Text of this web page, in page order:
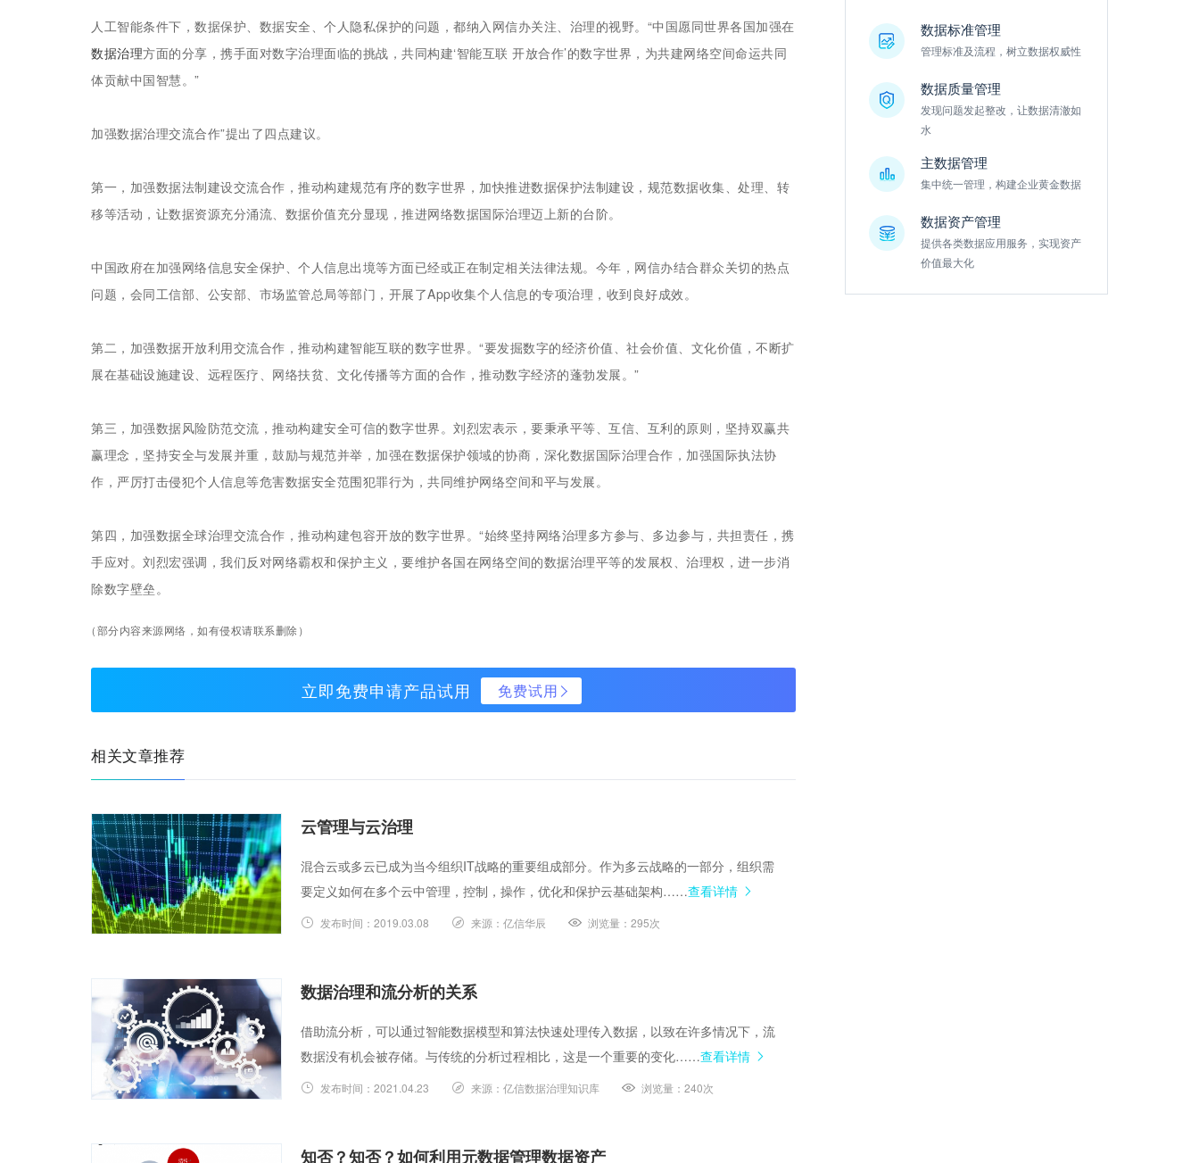
人工智能条件下，数据保护、数据安全、个人隐私保护的问题，都纳入网信办关注、治理的视野。“中国愿同世界各国加强在
数据治理方面的分享，携手面对数字治理面临的挑战，共同构建‘智能互联 开放合作’的数字世界，为共建网络空间命运共同
体贡献中国智慧。”
加强数据治理交流合作”提出了四点建议。
第一，加强数据法制建设交流合作，推动构建规范有序的数字世界，加快推进数据保护法制建设，规范数据收集、处理、转
移等活动，让数据资源充分涌流、数据价值充分显现，推进网络数据国际治理迈上新的台阶。
中国政府在加强网络信息安全保护、个人信息出境等方面已经或正在制定相关法律法规。今年，网信办结合群众关切的热点
问题，会同工信部、公安部、市场监管总局等部门，开展了App收集个人信息的专项治理，收到良好成效。
第二，加强数据开放利用交流合作，推动构建智能互联的数字世界。“要发掘数字的经济价值、社会价值、文化价值，不断扩
展在基础设施建设、远程医疗、网络扶贫、文化传播等方面的合作，推动数字经济的蓬勃发展。”
第三，加强数据风险防范交流，推动构建安全可信的数字世界。刘烈宏表示，要秉承平等、互信、互利的原则，坚持双赢共
赢理念，坚持安全与发展并重，鼓励与规范并举，加强在数据保护领域的协商，深化数据国际治理合作，加强国际执法协
作，严厉打击侵犯个人信息等危害数据安全范围犯罪行为，共同维护网络空间和平与发展。
第四，加强数据全球治理交流合作，推动构建包容开放的数字世界。“始终坚持网络治理多方参与、多边参与，共担责任，携
手应对。刘烈宏强调，我们反对网络霸权和保护主义，要维护各国在网络空间的数据治理平等的发展权、治理权，进一步消
除数字壁垒。
（部分内容来源网络，如有侵权请联系删除）
立即免费申请产品试用 免费试用
相关文章推荐
云管理与云治理
混合云或多云已成为当今组织IT战略的重要组成部分。作为多云战略的一部分，组织需
要定义如何在多个云中管理，控制，操作，优化和保护云基础架构……查看详情
发布时间： 2019.03.08 来源： 亿信华辰 浏览量： 295次
数据治理和流分析的关系
借助流分析，可以通过智能数据模型和算法快速处理传入数据，以致在许多情况下，流
数据没有机会被存储。与传统的分析过程相比，这是一个重要的变化……查看详情
发布时间： 2021.04.23 来源： 亿信数据治理知识库 浏览量： 240次
知否？知否？如何利用元数据管理数据资产
数据标准管理
管理标准及流程，树立数据权威性
数据质量管理
发现问题发起整改，让数据清澈如
水
主数据管理
集中统一管理，构建企业黄金数据
数据资产管理
提供各类数据应用服务，实现资产
价值最大化